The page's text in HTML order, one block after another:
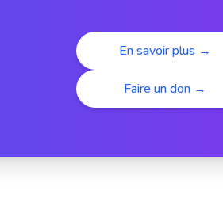
En savoir plus →
Faire un don →